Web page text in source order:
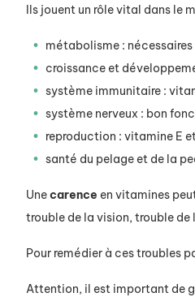
Ils jouent un rôle vital dans le
métabolisme :
croissance et
système immunitaire :
système nerveux : bon
reproduction : vitamine E
santé du pelage et de la
Unecarence en vitamines
trouble de la vision, trouble
Pour remédier à ces troubles
Attention, il est important de